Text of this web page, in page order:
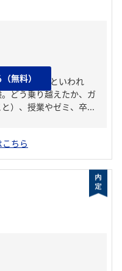
らどんな人といわれ
どう乗り越えたか、ガ
）、授業やゼミ、卒...
無料）
ちら